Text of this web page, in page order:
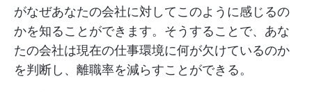
がなぜあなたの会社に対してこのように感じるの
かを知ることができます。そうすることで、あな
たの会社は現在の仕事環境に何が欠けているのか
を判断し、離職率を減らすことができる。